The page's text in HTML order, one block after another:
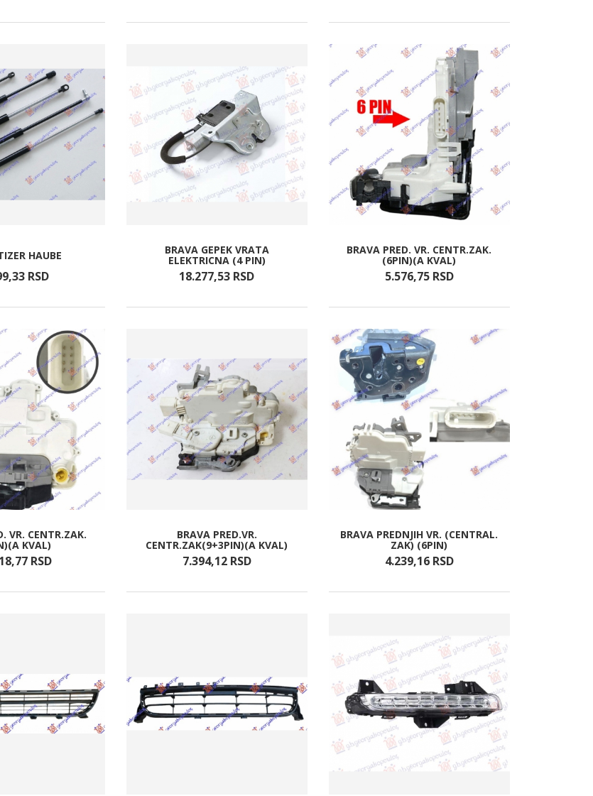
HAUBE
33 RSD
BRAVA GEPEK VRATA
ELEKTRICNA (4 PIN)
18.277,53 RSD
BRAVA PRED. VR. CENTR.ZAK.
(6PIN)(A KVAL)
5.576,75 RSD
VR. CENTR.ZAK.
KVAL)
77 RSD
BRAVA PRED.VR.
CENTR.ZAK(9+3PIN)(A KVAL)
7.394,12 RSD
BRAVA PREDNJIH VR. (CENTRAL.
ZAK) (6PIN)
4.239,16 RSD